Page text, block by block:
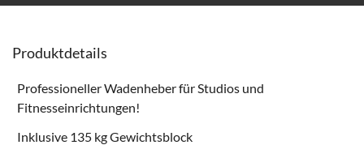
Produktdetails
Professioneller Wadenheber für Studios und
Fitnesseinrichtungen!
Inklusive 135 kg Gewichtsblock